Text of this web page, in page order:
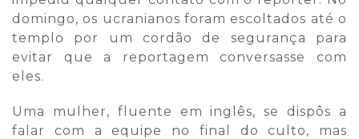
domingo, os ucranianos foram escoltados até o
templo por um cordão de segurança para
evitar que a reportagem conversasse com
eles.
Uma mulher, fluente em inglês, se dispôs a
falar com a equipe no final do culto, mas